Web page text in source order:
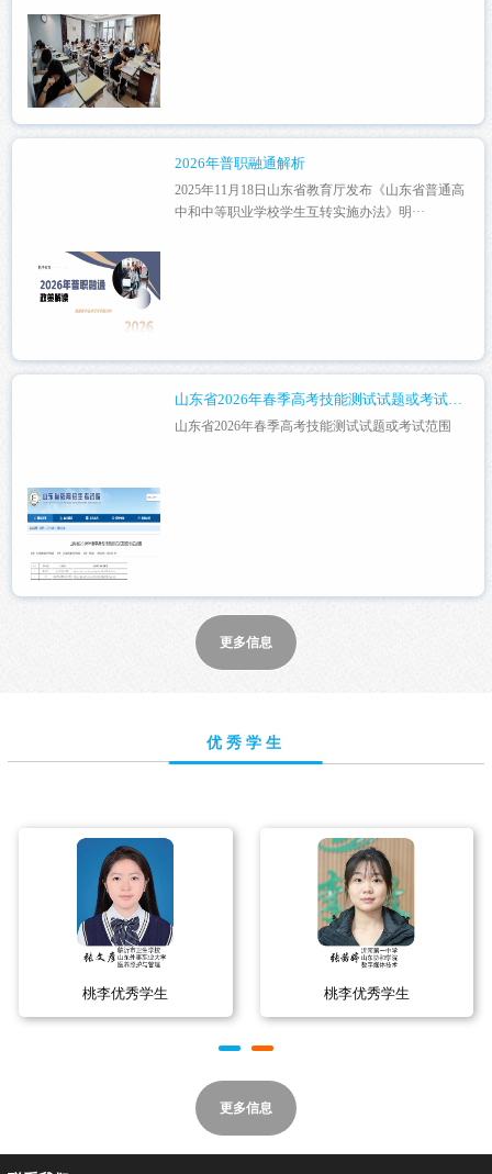
2026年普职融通解析
2025年11月18日山东省教育厅发布《山东省普通高
中和中等职业学校学生互转实施办法》明···
山东省2026年春季高考技能测试试题或考试范围
山东省2026年春季高考技能测试试题或考试范围
更多信息
优秀学生
桃李优秀学生 桃李优秀学生
更多信息